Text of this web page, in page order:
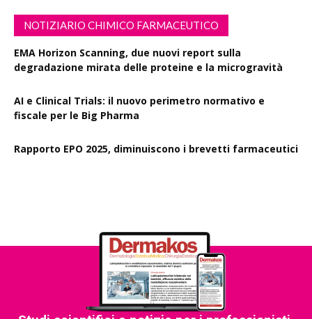
NOTIZIARIO CHIMICO FARMACEUTICO
EMA Horizon Scanning, due nuovi report sulla
degradazione mirata delle proteine e la microgravità
AI e Clinical Trials: il nuovo perimetro normativo e
fiscale per le Big Pharma
Rapporto EPO 2025, diminuiscono i brevetti farmaceutici